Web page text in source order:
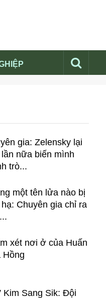
Nga 2026
gia: Zelensky lại
lần nữa biến mình
trò...
một tên lửa nào bị
hạ: Chuyên gia chỉ ra
xét nơi ở của Huấn
Hồng
Kim Sang Sik: Đội